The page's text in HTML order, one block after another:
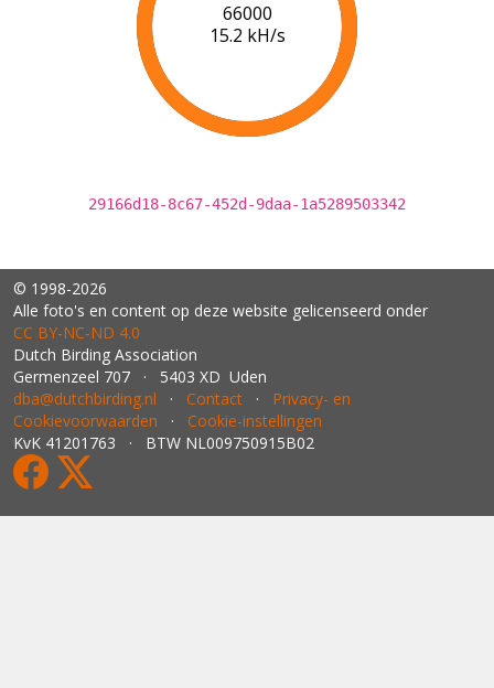
67000
15.2 kH/s
29166d18-8c67-452d-9daa-1a5289503342
© 1998-2026
Alle foto's en content op deze website gelicenseerd onder
CC BY‑NC‑ND 4.0
Dutch Birding Association
Germenzeel 707 · 5403 XD Uden
dba@dutchbirding.nl · Contact · Privacy- en
Cookievoorwaarden · Cookie-instellingen
KvK 41201763 · BTW NL009750915B02